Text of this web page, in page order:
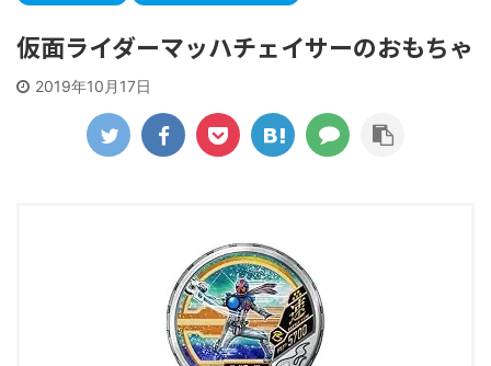
仮面ライダーマッハチェイサーのおもちゃ
2019年10月17日